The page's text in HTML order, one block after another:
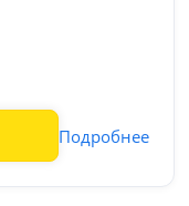
Подробнее